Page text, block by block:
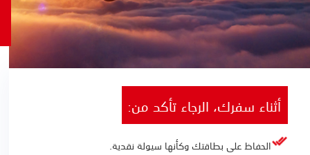
أثناء سفرك، الرجاء تأكد من:
الحفاظ على بطاقتك وكأنها سيولة نقدية.